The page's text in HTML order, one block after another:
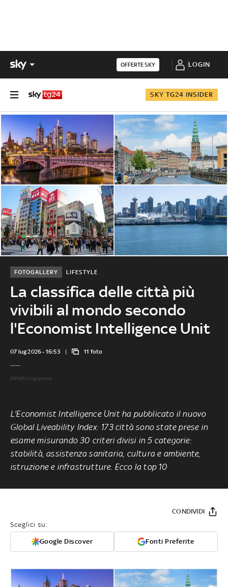
OFFERTE SKY LOGIN
SKY TG24 INSIDER
La classifica delle città più
vivibili al mondo secondo
l'Economist Intelligence Unit
LIFESTYLE
FOTOGALLERY
07 lug 2026 - 16:53 11 foto
©IPA/Fotogramma
L'Economist Intelligence Unit ha pubblicato il nuovo
Global Liveability Index: 173 città sono state prese in
esame misurando 30 criteri divisi in 5 categorie:
stabilità, assistenza sanitaria, cultura e ambiente,
istruzione e infrastrutture. Ecco la top 10
Sceglici su:
Google Discover Fonti Preferite
CONDIVIDI